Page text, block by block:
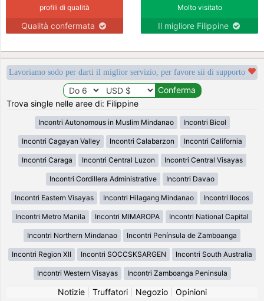
profili di qualità
Qualità confermata
Molto visitato
Il migliore Filippine
Lavoriamo sodo per darti il miglior servizio, per favore sii di supporto
Trova single nelle aree di: Filippine
Incontri Autonomous in Muslim Mindanao Incontri Bicol
Incontri Cagayan Valley Incontri Calabarzon Incontri California
Incontri Caraga Incontri Central Luzon Incontri Central Visayas
Incontri Cordillera Administrative Incontri Davao
Incontri Eastern Visayas Incontri Hilagang Mindanao Incontri Ilocos
Incontri Metro Manila Incontri MIMAROPA Incontri National Capital
Incontri Northern Mindanao Incontri Península de Zamboanga
Incontri Region XII Incontri SOCCSKSARGEN Incontri South Australia
Incontri Western Visayas Incontri Zamboanga Peninsula
Notizie| Truffatori| Negozio| Opinioni